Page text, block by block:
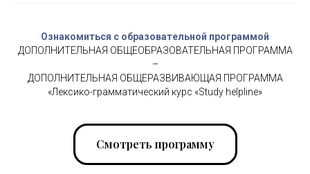
Ознакомиться с образовательной программой
ДОПОЛНИТЕЛЬНАЯ ОБЩЕОБРАЗОВАТЕЛЬНАЯ ПРОГРАММА
–
ДОПОЛНИТЕЛЬНАЯ ОБЩЕРАЗВИВАЮЩАЯ ПРОГРАММА
«Лексико-грамматический курс «Study helpline»
Смотреть программу